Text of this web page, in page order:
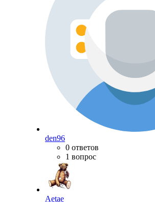
den96
0 ответов
1 вопрос
Aetae